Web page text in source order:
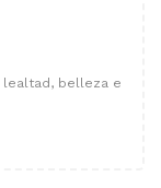
lealtad, belleza e